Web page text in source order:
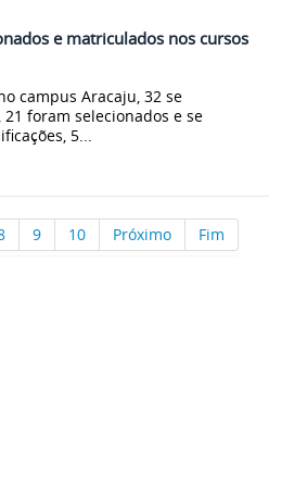
e matriculados nos cursos
campus Aracaju, 32 se
foram selecionados e se
5...
9 10 Próximo Fim